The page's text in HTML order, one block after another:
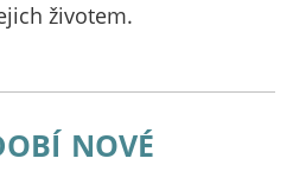
životem.
nové